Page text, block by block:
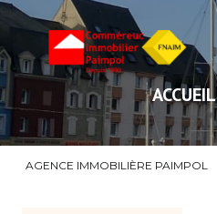
ACCUEIL
AGENCE IMMOBILIÈRE PAIMPOL